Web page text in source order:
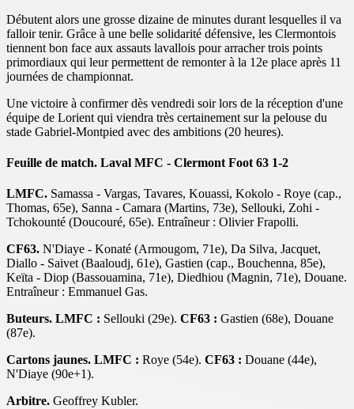
Débutent alors une grosse dizaine de minutes durant lesquelles il va
falloir tenir. Grâce à une belle solidarité défensive, les Clermontois
tiennent bon face aux assauts lavallois pour arracher trois points
primordiaux qui leur permettent de remonter à la 12e place après 11
journées de championnat.
Une victoire à confirmer dès vendredi soir lors de la réception d'une
équipe de Lorient qui viendra très certainement sur la pelouse du
stade Gabriel-Montpied avec des ambitions (20 heures).
Feuille de match. Laval MFC - Clermont Foot 63 1-2
LMFC. Samassa - Vargas, Tavares, Kouassi, Kokolo - Roye (cap.,
Thomas, 65e), Sanna - Camara (Martins, 73e), Sellouki, Zohi -
Tchokounté (Doucouré, 65e). Entraîneur : Olivier Frapolli.
CF63. N'Diaye - Konaté (Armougom, 71e), Da Silva, Jacquet,
Diallo - Saivet (Baaloudj, 61e), Gastien (cap., Bouchenna, 85e),
Keïta - Diop (Bassouamina, 71e), Diedhiou (Magnin, 71e), Douane.
Entraîneur : Emmanuel Gas.
Buteurs. LMFC : Sellouki (29e). CF63 : Gastien (68e), Douane
(87e).
Cartons jaunes. LMFC : Roye (54e). CF63 : Douane (44e),
N'Diaye (90e+1).
Arbitre. Geoffrey Kubler.